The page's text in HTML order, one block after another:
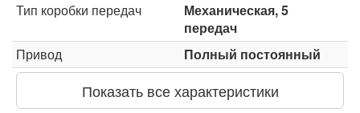
Тип коробки передач
Механическая, 5
передач
Привод
Полный постоянный
Показать все характеристики